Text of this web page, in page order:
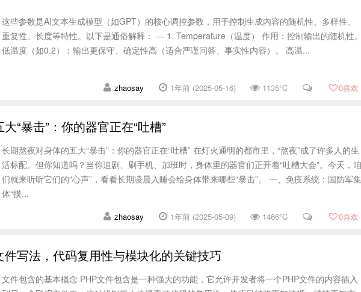
这些参数是AI文本生成模型（如GPT）的核心调控参数，用于控制生成内容的随机性、多样性、
重复性、长度等特性。以下是通俗解释： — 1. Temperature（温度） 作用：控制输出的随机性。
低温度（如0.2）：输出更保守、确定性高（适合严谨问答、事实性内容）。 高温...
zhaosay 1年前 (2025-05-16) 1135℃ 0喜欢
“暴击”：你的器官正在“吐槽”
长期熬夜对身体的五大“暴击”：你的器官正在“吐槽” 在灯火通明的都市里，“熬夜”成了许多人的生
活标配。但你知道吗？当你追剧、刷手机、加班时，身体里的器官们正开着“吐槽大会”。今天，咱
们就来听听它们的“心声”，看看长期凌晨入睡会给身体带来哪些“暴击”。 一、免疫系统：国防军集
体“摸...
zhaosay 1年前 (2025-05-09) 1466℃ 0喜欢
件写法，代码复用性与模块化的关键技巧
文件包含的基本概念 PHP文件包含是一种强大的功能，它允许开发者将一个PHP文件的内容插入